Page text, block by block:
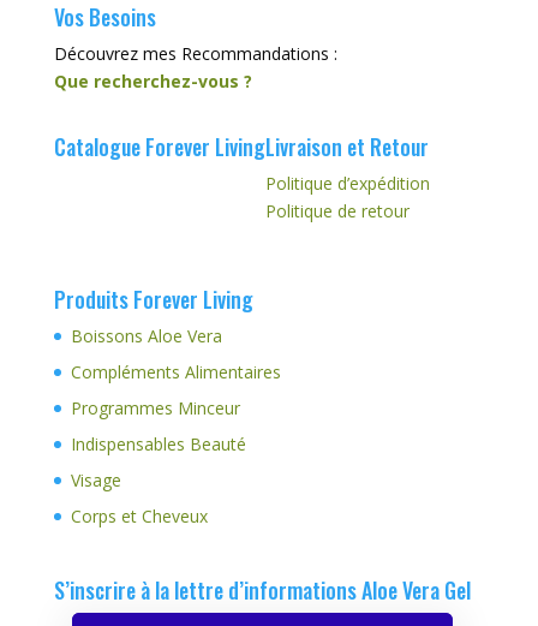
Vos Besoins
Découvrez mes Recommandations :
Que recherchez-vous ?
Catalogue Forever LivingLivraison et Retour
Politique d’expédition
Politique de retour
Produits Forever Living
Boissons Aloe Vera
Compléments Alimentaires
Programmes Minceur
Indispensables Beauté
Visage
Corps et Cheveux
S’inscrire à la lettre d’informations Aloe Vera Gel